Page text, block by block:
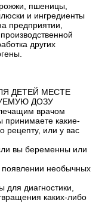
пшеницы,
и ингредиенты
предприятии,
других
ДЕТЕЙ МЕСТЕ
ДОЗУ
врачом
принимаете какие-
рецепту, или у вас
вы беременны или
появлении необычных
для диагностики,
каких-либо